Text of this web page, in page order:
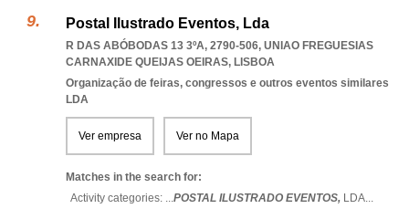
Postal Ilustrado Eventos, Lda
R DAS ABÓBODAS 13 3ºA, 2790-506, UNIAO FREGUESIAS
CARNAXIDE QUEIJAS OEIRAS, LISBOA
Organização de feiras, congressos e outros eventos similares
LDA
Ver empresa Ver no Mapa
Matches in the search for:
Activity categories: ...POSTAL ILUSTRADO EVENTOS, LDA...